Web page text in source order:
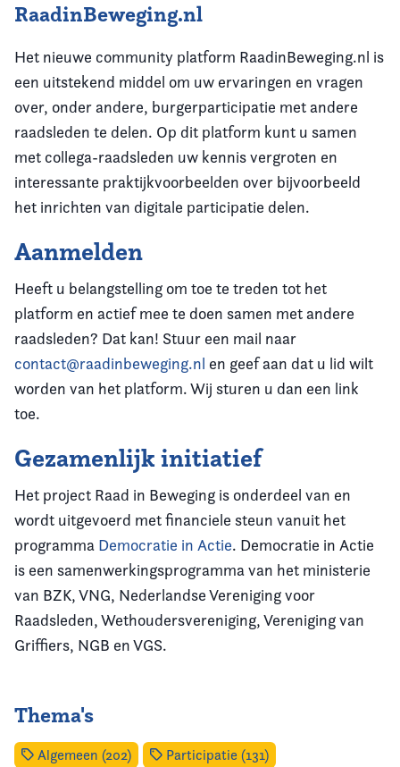
RaadinBeweging.nl
Het nieuwe community platform RaadinBeweging.nl is
een uitstekend middel om uw ervaringen en vragen
over, onder andere, burgerparticipatie met andere
raadsleden te delen. Op dit platform kunt u samen
met collega-raadsleden uw kennis vergroten en
interessante praktijkvoorbeelden over bijvoorbeeld
het inrichten van digitale participatie delen.
Aanmelden
Heeft u belangstelling om toe te treden tot het
platform en actief mee te doen samen met andere
raadsleden? Dat kan! Stuur een mail naar
contact@raadinbeweging.nl en geef aan dat u lid wilt
worden van het platform. Wij sturen u dan een link
toe.
Gezamenlijk initiatief
Het project Raad in Beweging is onderdeel van en
wordt uitgevoerd met financiele steun vanuit het
programma Democratie in Actie. Democratie in Actie
is een samenwerkingsprogramma van het ministerie
van BZK, VNG, Nederlandse Vereniging voor
Raadsleden, Wethoudersvereniging, Vereniging van
Griffiers, NGB en VGS.
Thema's
Algemeen (202) Participatie (131)